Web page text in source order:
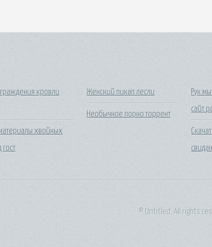
кровли
хвойных
гост
Женский пикап лесли
Необычное порно торрент
Рук
сайт
© Untitled. All rights